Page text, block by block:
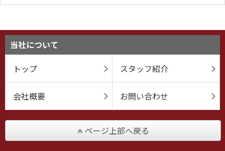
当社について
トップ
スタッフ紹介
会社概要 お問い合わせ
ページ上部へ戻る